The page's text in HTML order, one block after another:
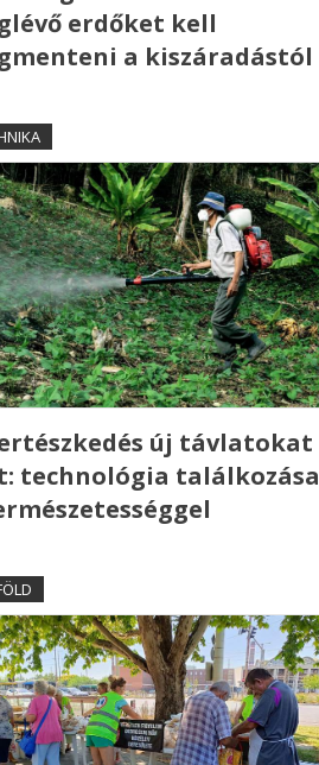
erdőket kell
a kiszáradástól
új távlatokat
technológia találkozása